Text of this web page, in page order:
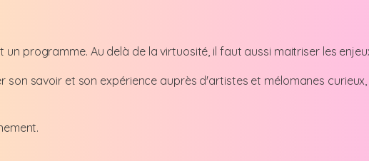
un programme. Au delà de la virtuosité, il faut aussi maitriser les
savoir et son expérience auprès d'artistes et mélomanes curieux,